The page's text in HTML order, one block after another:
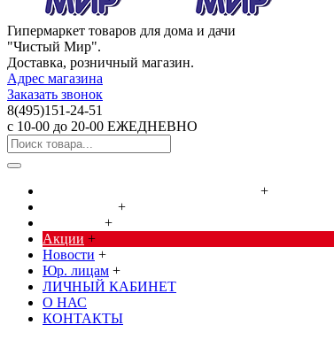
Гипермаркет товаров для дома и дачи
"Чистый Мир".
Доставка, розничный магазин.
Адрес магазина
Заказать звонок
8(495)151-24-51
с 10-00 до 20-00 ЕЖЕДНЕВНО
+
+
+
Акции +
Новости +
Юр. лицам +
ЛИЧНЫЙ КАБИНЕТ
О НАС
КОНТАКТЫ